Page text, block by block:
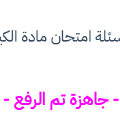
- جاهزة تم الرفع -